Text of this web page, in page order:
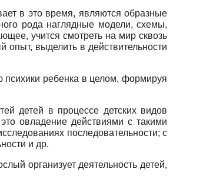
в это время, являются образные
рода наглядные модели, схемы,
учится смотреть на мир сквозь
опыт, выделить в действительности
психики ребенка в целом, формируя
детей в процессе детских видов
овладение действиями с такими
последовательности; с
и др.
организует деятельность детей,